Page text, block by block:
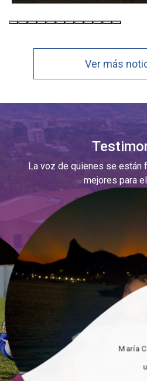
Ver más
La voz de quienes se están
mejores para
María